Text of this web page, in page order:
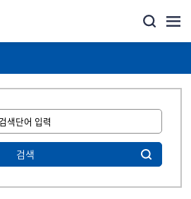
검색